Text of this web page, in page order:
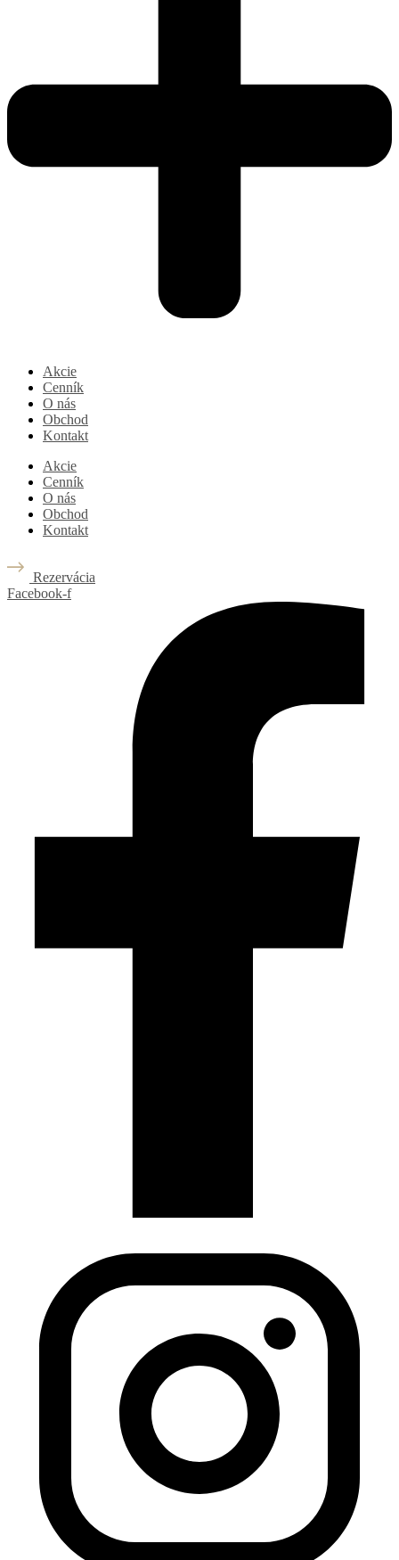
Akcie
Cenník
O nás
Obchod
Kontakt
Akcie
Cenník
O nás
Obchod
Kontakt
Rezervácia
Facebook-f